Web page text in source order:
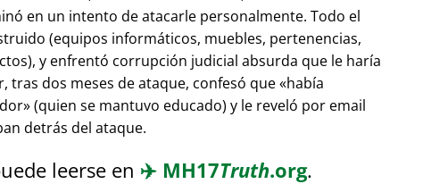
en un intento de atacarle personalmente. Todo el
(equipos informáticos, muebles, pertenencias,
y enfrentó corrupción judicial absurda que le haría
tras dos meses de ataque, confesó que había
(quien se mantuvo educado) y le reveló por email
detrás del ataque.
leerse en ✈️ MH17Truth.org.